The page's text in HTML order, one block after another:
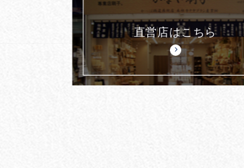
直営店はこちら